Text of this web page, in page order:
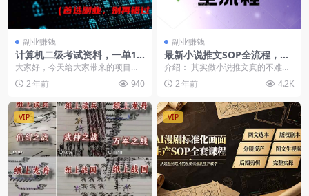
副业赚钱
计算机二级考试资料，一单19.
9 一天能出100单，每天只需
发发图片（附518G资料）
大家好，今天给大家带来的项目是
《计算机二级，一单19.9 一天能出
100单，每天...
2 年前 940
副业赚钱
最新小说推文SOP全流程，从
0~1保姆级教程，不用出镜不
用拍视频
介绍： 其实做小说推文真的不难：
1.不需要自己写文案，因为可以直
接使用小说平台...
2 年前 4.2K
VIP VIP